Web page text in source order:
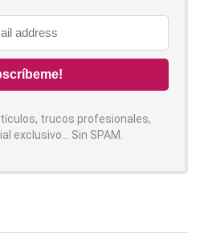
trucos profesionales,
exclusivo... Sin SPAM.